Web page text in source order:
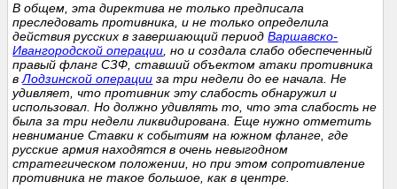
В общем, эта директива не только предписала
преследовать противника, и не только определила
действия русских в завершающий периодВаршавско-
Ивангородской операции , но и создала слабо обеспеченный
правый фланг СЗФ, ставший объектом атаки противника
вЛодзинской операции за три недели до ее начала. Не
удивляет, что противник эту слабость обнаружил и
использовал. Но должно удивлять то, что эта слабость не
была за три недели ликвидирована. Еще нужно отметить
невнимание Ставки к событиям на южном фланге, где
русские армия находятся в очень невыгодном
стратегическом положении, но при этом сопротивление
противника не такое большое, как в центре.